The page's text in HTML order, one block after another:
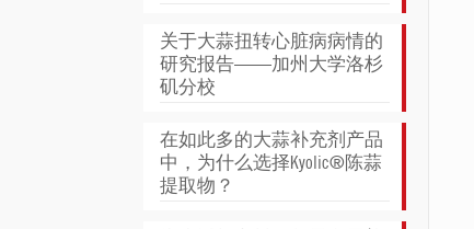
关于大蒜扭转心脏病病情的
研究报告——加州大学洛杉
矶分校
在如此多的大蒜补充剂产品
中，为什么选择Kyolic®陈蒜
提取物？